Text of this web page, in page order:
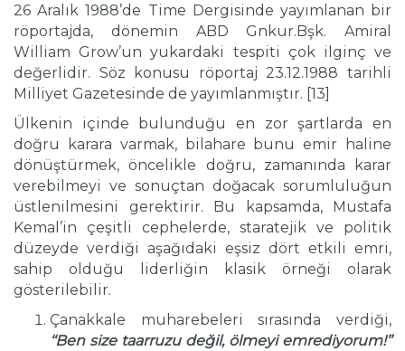
26 Aralık 1988’de Time Dergisinde yayımlanan bir
röportajda, dönemin ABD Gnkur.Bşk. Amiral
William Grow’un yukardaki tespiti çok ilginç ve
değerlidir. Söz konusu röportaj 23.12.1988 tarihli
Milliyet Gazetesinde de yayımlanmıştır. [13]
Ülkenin içinde bulunduğu en zor şartlarda en
doğru karara varmak, bilahare bunu emir haline
dönüştürmek, öncelikle doğru, zamanında karar
verebilmeyi ve sonuçtan doğacak sorumluluğun
üstlenilmesini gerektirir. Bu kapsamda, Mustafa
Kemal’in çeşitli cephelerde, staratejik ve politik
düzeyde verdiği aşağıdaki eşsiz dört etkili emri,
sahip olduğu liderliğin klasik örneği olarak
gösterilebilir.
Çanakkale muharebeleri sırasında verdiği,
‘‘Ben size taarruzu değil, ölmeyi emrediyorum!’’